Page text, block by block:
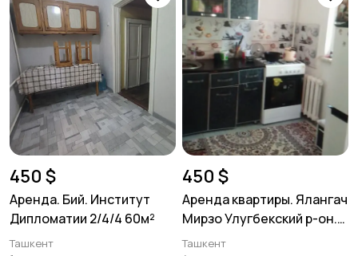
450 $
Аренда. Бий. Институт
Дипломатии 2/4/4 60м²
Ташкент
450 $
Аренда квартиры. Ялангач
Мирзо Улугбекский р-он.
2/2/4 48м²
Ташкент